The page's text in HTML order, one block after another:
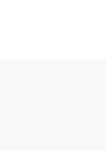
um sowohl die